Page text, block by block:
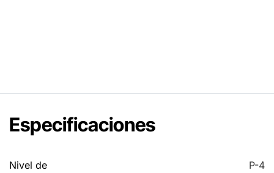
Especificaciones
Nivel de
P-4